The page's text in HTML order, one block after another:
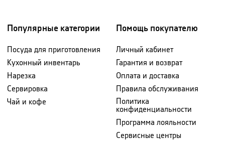
Популярные категории
Посуда для приготовления
Кухонный инвентарь
Нарезка
Сервировка
Чай и кофе
Помощь покупателю
Личный кабинет
Гарантия и возврат
Оплата и доставка
Правила обслуживания
Политика
конфиденциальности
Программа лояльности
Сервисные центры